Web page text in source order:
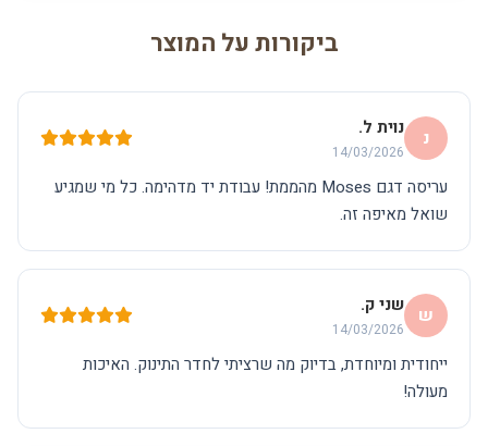
ביקורות על המוצר
נ נוית ל.
14/03/2026
עריסה דגם Moses מהממת! עבודת יד מדהימה. כל מי שמגיע
שואל מאיפה זה.
ש שני ק.
14/03/2026
ייחודית ומיוחדת, בדיוק מה שרציתי לחדר התינוק. האיכות
מעולה!